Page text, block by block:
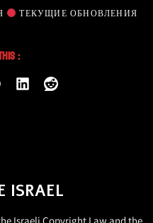
ТЕКУЩИЕ ОБНОВЛЕНИЯ
:
ISRAEL
Israeli Copyright Law and the